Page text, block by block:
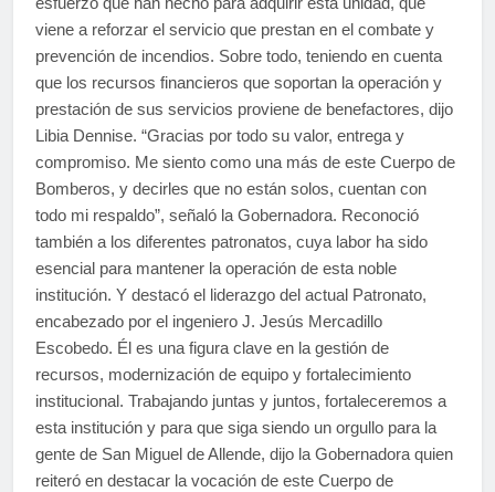
viene a reforzar el servicio que prestan en el combate y
prevención de incendios. Sobre todo, teniendo en cuenta
que los recursos financieros que soportan la operación y
prestación de sus servicios proviene de benefactores, dijo
Libia Dennise. “Gracias por todo su valor, entrega y
compromiso. Me siento como una más de este Cuerpo de
Bomberos, y decirles que no están solos, cuentan con
todo mi respaldo”, señaló la Gobernadora. Reconoció
también a los diferentes patronatos, cuya labor ha sido
esencial para mantener la operación de esta noble
institución. Y destacó el liderazgo del actual Patronato,
encabezado por el ingeniero J. Jesús Mercadillo
Escobedo. Él es una figura clave en la gestión de
recursos, modernización de equipo y fortalecimiento
institucional. Trabajando juntas y juntos, fortaleceremos a
esta institución y para que siga siendo un orgullo para la
gente de San Miguel de Allende, dijo la Gobernadora quien
reiteró en destacar la vocación de este Cuerpo de